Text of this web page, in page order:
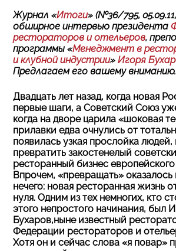
Журнал «Итоги» (№36/795,
обширное интервью президента
рестораторов и отельеров,
программы «Менеджмент в
и клубной индустрии» Игоря
Предлагаем его вашему вниманию.
Двадцать лет назад, когда новая
первые шаги, а Советский Союз
когда на дворе царила «шоковая
прилавки едва очнулись от
появилась узкая прослойка
превратить закостенелый
ресторанный бизнес
Впрочем, «превращать» оказалось
нечего: новая ресторанная жизнь
нуля. Одним из тех немногих, кто
этого непростого начинания, был
Бухаров,ныне известный
Федерации рестораторов и
Хотя он и сейчас слова «я повар»